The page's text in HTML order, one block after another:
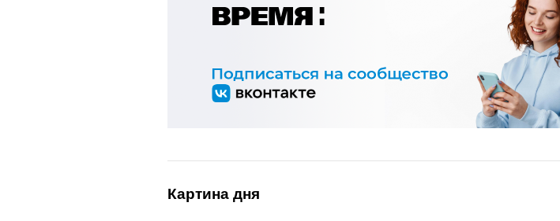
Картина дня